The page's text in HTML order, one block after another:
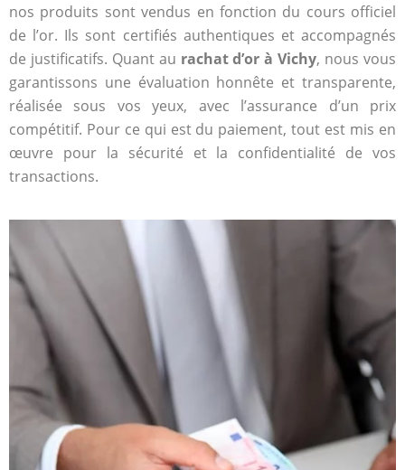
nos produits sont vendus en fonction du cours officiel
de l’or. Ils sont certifiés authentiques et accompagnés
de justificatifs. Quant au rachat d’or à Vichy, nous vous
garantissons une évaluation honnête et transparente,
réalisée sous vos yeux, avec l’assurance d’un prix
compétitif. Pour ce qui est du paiement, tout est mis en
œuvre pour la sécurité et la confidentialité de vos
transactions.